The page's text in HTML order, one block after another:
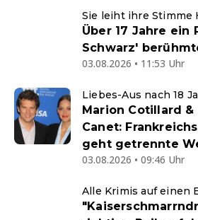
Sie leiht ihre Stimme
Über 17 Jahre ein
Schwarz'
03.08.2026 • 11:53 Uhr
Liebes-Aus nach 18
Marion Cotillard &
Canet:
geht getrennte
03.08.2026 • 09:46 Uhr
Alle Krimis auf einen